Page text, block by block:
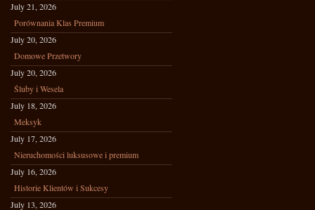
July 21, 2026
Porównania Klas Premium
July 20, 2026
Domowe Przetwory
July 20, 2026
Śluby i Wesela
July 18, 2026
Meksyk
July 17, 2026
Nieruchomości luksusowe i premium
July 16, 2026
Historie Klientów i Sukcesy
July 13, 2026